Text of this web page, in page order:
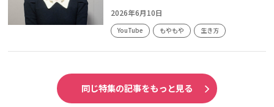
2026年6月10日
YouTube もやもや 生き方
同じ特集の記事をもっと見る